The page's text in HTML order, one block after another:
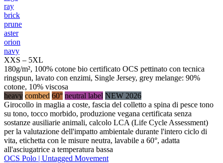
ray
brick
prune
aster
orion
navy
XXS – 5XL
180g/m², 100% cotone bio certificato OCS pettinato con tecnica
ringspun, lavato con enzimi, Single Jersey, grey melange: 90%
cotone, 10% viscosa
heavy combed 60° neutral label NEW 2026
Girocollo in maglia a coste, fascia del colletto a spina di pesce tono
su tono, tocco morbido, produzione vegana certificata senza
sostanze ausiliarie animali, calcolo LCA (Life Cycle Assessment)
per la valutazione dell'impatto ambientale durante l'intero ciclo di
vita, etichetta con le misure neutra, lavabile a 60°, adatta
all'asciugatrice a temperatura bassa
OCS Polo | Untagged Movement